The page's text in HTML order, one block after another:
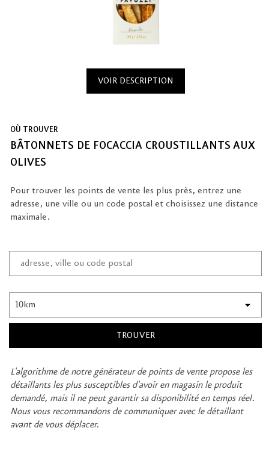
VOIR DESCRIPTION
OÙ TROUVER
BÂTONNETS DE FOCACCIA CROUSTILLANTS AUX
OLIVES
Pour trouver les points de vente les plus près, entrez une
adresse, une ville ou un code postal et choisissez une distance
maximale.
L'algorithme de notre générateur de points de vente propose les
détaillants les plus susceptibles d'avoir en magasin le produit
demandé, mais il ne peut garantir sa disponibilité en temps réel.
Nous vous recommandons de communiquer avec le détaillant
avant de vous déplacer.